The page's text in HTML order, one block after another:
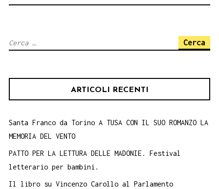
ARTICOLI
Ricerca
ARTICOLI RECENTI
Santa Franco da Torino A TUSA CON IL SUO ROMANZO LA
MEMORIA DEL VENTO
PATTO PER LA LETTURA DELLE MADONIE. Festival
letterario per bambini.
Il libro su Vincenzo Carollo al Parlamento